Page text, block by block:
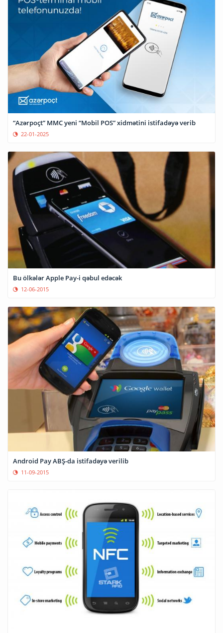
“Azərpoçt” MMC yeni “Mobil POS” xidmətini istifadəyə verib
22-01-2025
Bu ölkələr Apple Pay-i qəbul edəcək
12-06-2015
Android Pay ABŞ-da istifadəyə verilib
11-09-2015